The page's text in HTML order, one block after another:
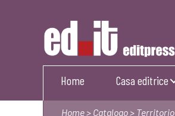
Editpress
Home Casa editrice
Home> Catalogo> Territorio